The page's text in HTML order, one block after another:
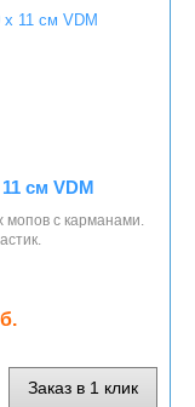
см VDM
мопов с карманами.
Заказ в 1 клик